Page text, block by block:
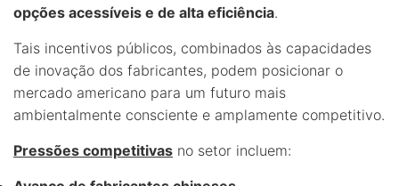
opções acessíveis e de alta eficiência.
Tais incentivos públicos, combinados às capacidades
de inovação dos fabricantes, podem posicionar o
mercado americano para um futuro mais
ambientalmente consciente e amplamente competitivo.
Pressões competitivas no setor incluem: